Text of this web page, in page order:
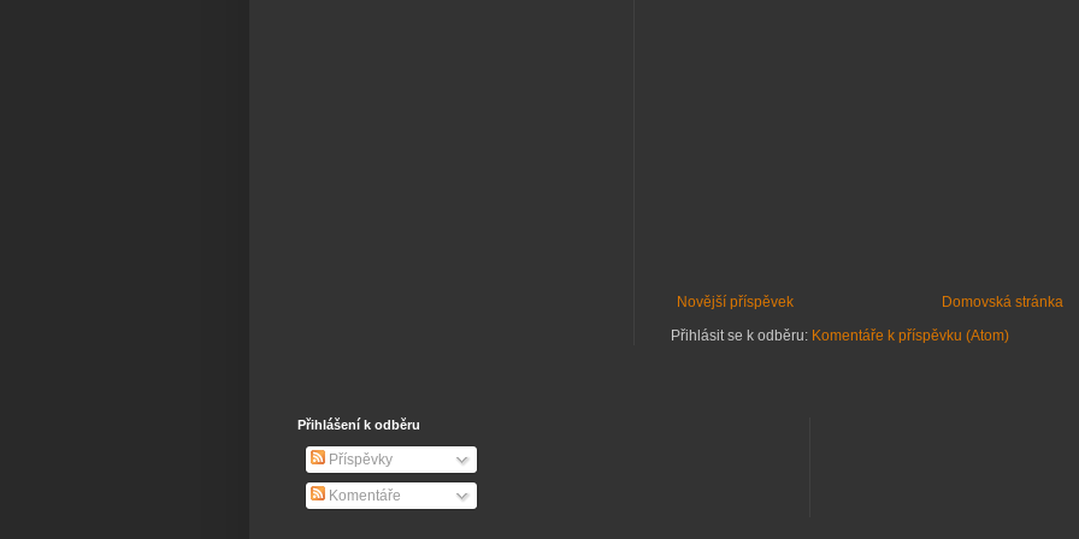
Novější příspěvek
Domovská stránka
Přihlásit se k odběru: Komentáře k příspěvku (Atom)
Přihlášení k odběru
Příspěvky
Komentáře